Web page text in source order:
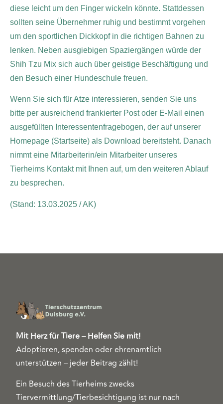
diese leicht um den Finger wickeln könnte. Stattdessen
sollten seine Übernehmer ruhig und bestimmt vorgehen
um den sportlichen Dickkopf in die richtigen Bahnen zu
lenken. Neben ausgiebigen Spaziergängen würde der
Shih Tzu Mix sich auch über geistige Beschäftigung und
den Besuch einer Hundeschule freuen.
Wenn Sie sich für Atze interessieren, senden Sie uns
bitte per ausreichend frankierter Post oder E-Mail einen
ausgefüllten Interessentenfragebogen, der auf unserer
Homepage (Startseite) als Download bereitsteht. Danach
nimmt eine Mitarbeiterin/ein Mitarbeiter unseres
Tierheims Kontakt mit Ihnen auf, um den weiteren Ablauf
zu besprechen.
(Stand: 13.03.2025 / AK)
Mit Herz für Tiere – Helfen Sie mit!
Adoptieren, spenden oder ehrenamtlich
unterstützen – jeder Beitrag zählt!
Ein Besuch des Tierheims zwecks
Tiervermittlung/Tierbesichtigung ist nur nach